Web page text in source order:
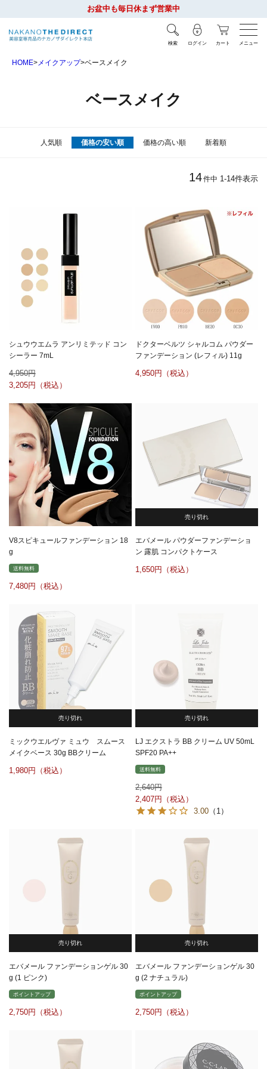
お盆中も毎日休まず営業中
検索 ログイン カート メニュー
HOME メイクアップ ベースメイク
ベースメイク
人気順 価格の安い順 価格の高い順 新着順
14件中 1-14件表示
シュウウエムラ アンリミテッド コン
シーラー 7mL
4,950
3,205
ドクターベルツ シャルコム パウダー
ファンデーション (レフィル) 11g
4,950
V8スピキュールファンデーション 18
g
送料無料
7,480
売り切れ
エバメール パウダーファンデーショ
ン 露肌 コンパクトケース
1,650
売り切れ
ミックウエルヴァ ミュウ スムース
メイクベース 30g BBクリーム
1,980
売り切れ
LJ エクストラ BB クリーム UV 50mL
SPF20 PA++
送料無料
2,640
2,407
3.00 （1）
売り切れ
エバメール ファンデーションゲル 30
g (1 ピンク)
ポイントアップ
2,750
売り切れ
エバメール ファンデーションゲル 30
g (2 ナチュラル)
ポイントアップ
2,750